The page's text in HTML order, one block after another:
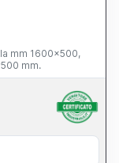
mm 1600x500,
mm.